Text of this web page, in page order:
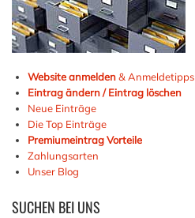
Website anmelden& Anmeldetipps
Eintrag ändern / Eintrag löschen
Neue Einträge
Die Top Einträge
Premiumeintrag Vorteile
Zahlungsarten
Unser Blog
SUCHEN BEI UNS